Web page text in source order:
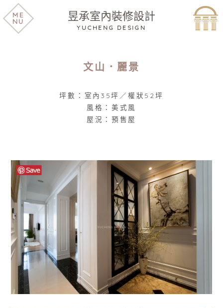
昱承室內裝修設計
YUCHENG DESIGN
ME
NU
文山．麗景
坪數：室內35坪／權狀52坪
風格：美式風
屋況：預售屋